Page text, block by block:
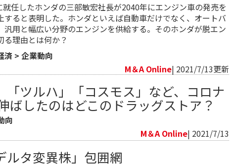
就任したホンダの三部敏宏社長が2040年にエンジン車の発売を
すると表明した。ホンダといえば自動車だけでなく、オートバ
汎用と幅広い分野のエンジンを供給する。そのホンダが脱エン
る理由とは何か？
済> 企業動向
M＆A Online| 2021/7/13更新
「ツルハ」「コスモス」など、コロナ
ばしたのはどこのドラッグストア？
向
M＆A Online| 2021/7/13
ルタ変異株」包囲網